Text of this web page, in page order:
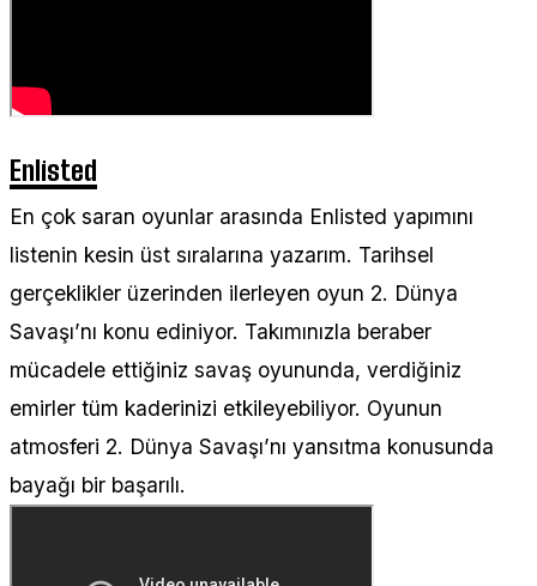
Enlisted
En çok saran oyunlar arasında Enlisted yapımını
listenin kesin üst sıralarına yazarım. Tarihsel
gerçeklikler üzerinden ilerleyen oyun 2. Dünya
Savaşı’nı konu ediniyor. Takımınızla beraber
mücadele ettiğiniz savaş oyununda, verdiğiniz
emirler tüm kaderinizi etkileyebiliyor. Oyunun
atmosferi 2. Dünya Savaşı’nı yansıtma konusunda
bayağı bir başarılı.